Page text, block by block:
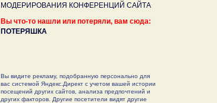
МОДЕРИРОВАНИЯ КОНФЕРЕНЦИЙ САЙТА
Вы что-то нашли или потеряли, вам сюда:
ПОТЕРЯШКА
Вы видите рекламу, подобранную персонально для
вас системой Яндекс.Директ с учетом вашей истории
посещений других сайтов, анализа предпочтений и
других факторов. Другие посетители видят другие